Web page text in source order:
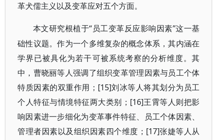
革犬儒主义以及变革应对五个方面。
本文研究根植于“员工变革反应影响因素”这一基
础性议题。作为一个多维复杂的概念体系，其内涵在
学界已被具化为若干可被系统考察的分析维度。其
中，曹晓丽等人强调了组织变革管理因素与员工个体
特质因素的双重作用；[15]刘冰等人将其划分为员工
个人特征与情境特征两大类别；[16]王霄等人则把影
响因素进一步细化为变革事件特征、员工个体因素、
管理者因素以及组织因素四个维度；[17]张婕等人从